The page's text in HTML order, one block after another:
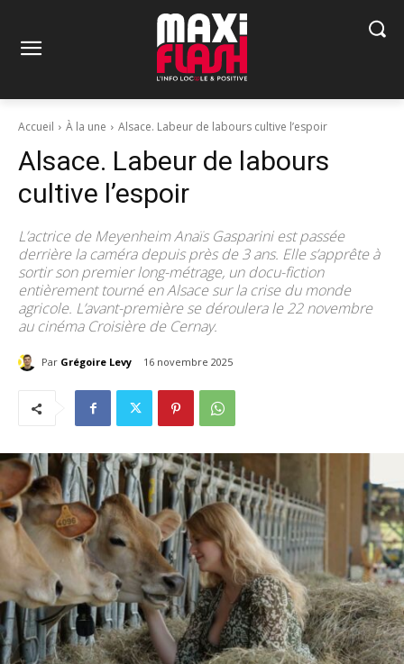
Accueil À la une Alsace. Labeur de labours cultive l’espoir
Alsace. Labeur de labours
cultive l’espoir
L’actrice de Meyenheim Anaïs Gasparini est passée
derrière la caméra depuis près de 3 ans. Elle s’apprête à
sortir son premier long-métrage, un docu-fiction
entièrement tourné en Alsace sur la crise du monde
agricole. L’avant-première se déroulera le 22 novembre
au cinéma Croisière de Cernay.
Par Grégoire Levy 16 novembre 2025